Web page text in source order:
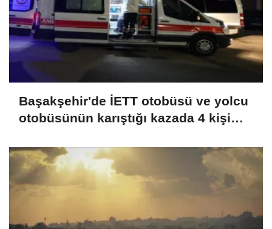
Başakşehir'de İETT otobüsü ve yolcu
otobüsünün karıştığı kazada 4 kişi